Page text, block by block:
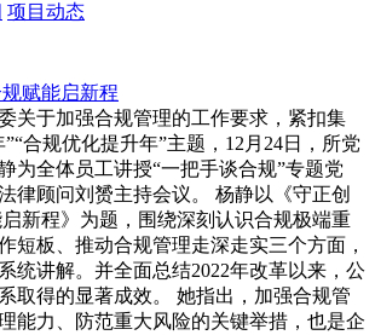
项目动态
赋能启新程
关于加强合规管理的工作要求，紧扣集
合规优化提升年”主题，12月24日，所党
为全体员工讲授“一把手谈合规”专题党
律顾问刘赟主持会议。 杨静以《守正创
新程》为题，围绕深刻认识合规极端重
短板、推动合规管理走深走实三个方面，
统讲解。并全面总结2022年改革以来，公
取得的显著成效。 她指出，加强合规管
能力、防范重大风险的关键举措，也是企